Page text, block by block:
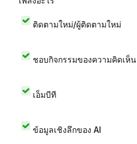
ติดตามใหม่/ผู้ติดตามใหม่
ชอบกิจกรรมของความคิดเห็น
เอ็มบีที
ข้อมูลเชิงลึกของ AI